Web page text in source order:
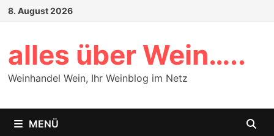
Zum
8. August 2026
alles über Wein…..
Weinhandel Wein, Ihr Weinblog im Netz
MENÜ